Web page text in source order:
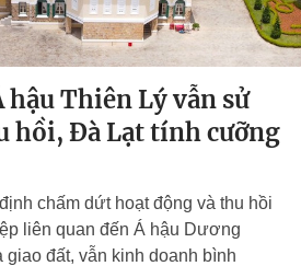
hậu Thiên Lý vẫn sử
hồi, Đà Lạt tính cưỡng
chấm dứt hoạt động và thu hồi
liên quan đến Á hậu Dương
đất, vẫn kinh doanh bình